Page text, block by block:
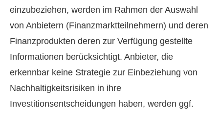
einzubeziehen, werden im Rahmen der Auswahl
von Anbietern (Finanzmarktteilnehmern) und deren
Finanzprodukten deren zur Verfügung gestellte
Informationen berücksichtigt. Anbieter, die
erkennbar keine Strategie zur Einbeziehung von
Nachhaltigkeitsrisiken in ihre
Investitionsentscheidungen haben, werden ggf.